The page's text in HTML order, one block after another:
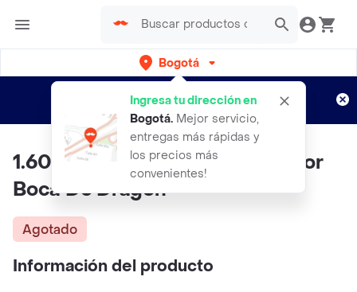
Bogotá
Ingresa tu dirección en
Bogotá. Mejor servicio,
entregas más rápidas y
los precios más
convenientes!
envíos gratis por semanas
Aplican TyC
1.600 Semillas Orgánicas De Flor
Boca De Dragón
Agotado
Información del producto